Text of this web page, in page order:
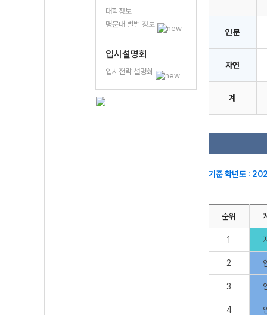
대학정보
명문대 별별 정보
입시설명회
입시전략 설명회
인문
자연
계
기준 학년도 :
순위
1
2
3
4